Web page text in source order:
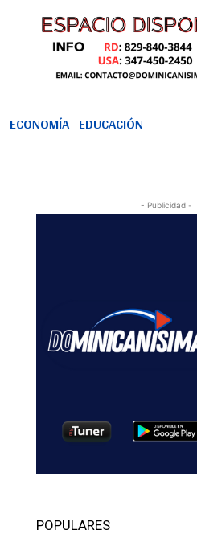
ECONOMÍA EDUCACIÓN
- Publicidad -
POPULARES